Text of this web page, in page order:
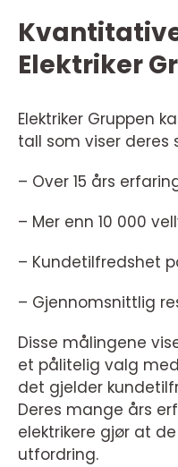
Elektriker
Elektriker Gruppen
tall som viser deres
– Over 15 års
– Mer enn 10 000
– Kundetilfredshet
– Gjennomsnittlig
Disse målingene
et pålitelig valg
det gjelder
Deres mange års
elektrikere gjør at
utfordring.